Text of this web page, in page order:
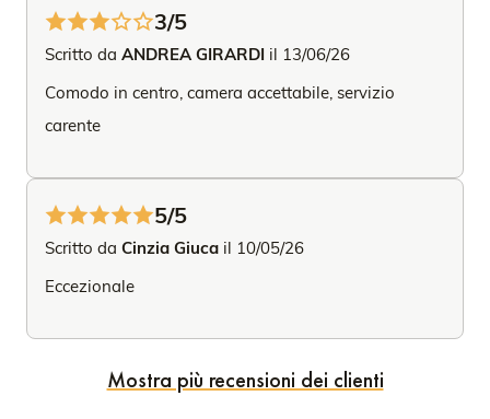
3/5
Scritto da ANDREA GIRARDI il 13/06/26
Comodo in centro, camera accettabile, servizio
carente
5/5
Scritto da Cinzia Giuca il 10/05/26
Eccezionale
Mostra più recensioni dei clienti